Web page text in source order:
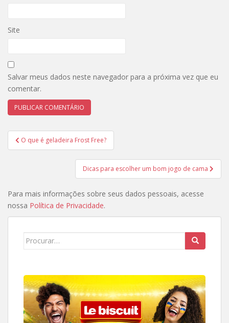
Site
Salvar meus dados neste navegador para a próxima vez que eu
comentar.
Navegação
de
O que é geladeira Frost Free?
Dicas para escolher um bom jogo de cama
Para mais informações sobre seus dados pessoais, acesse
nossa Política de Privacidade.
Search